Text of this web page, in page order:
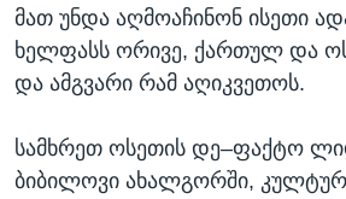
მათ უნდა აღმოაჩინონ ისეთი
ხელფასს ორივე, ქართულ და
და ამგვარი რამ აღიკვეთოს.
სამხრეთ ოსეთის დე–ფაქტო
ბიბილოვი ახალგორში,